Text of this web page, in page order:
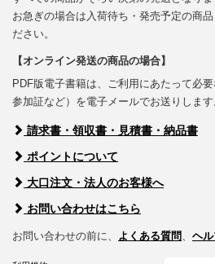
お急ぎの場合は入荷待ち・発売予定の商
ださい。
【オンライン発送の商品の場合】
PDF版電子書籍は、ご利用にあたって必
参加証など）を電子メールでお送りします
請求書・領収書・見積書・納品書
ポイントについて
大口注文・法人のお客様へ
お問い合わせはこちら
お問い合わせの前に、 よくある質問、 ヘ